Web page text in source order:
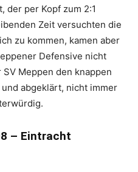
per Kopf zum 2:1
Zeit versuchten die
zu kommen, kamen aber
Defensive nicht
Meppen den knappen
abgeklärt, nicht immer
– Eintracht